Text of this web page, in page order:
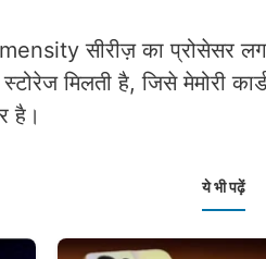
सीरीज़ का प्रोसेसर
मिलती है, जिसे मेमोरी
है।
ये भी पढ़ें